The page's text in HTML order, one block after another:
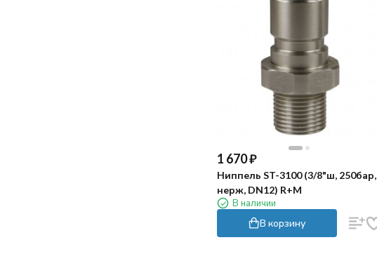
1 670₽
Ниппель ST-3100 (3/8"ш, 250бар,
нерж, DN12) R+M
В наличии
В корзину